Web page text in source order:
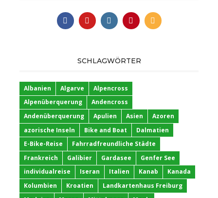
SCHLAGWÖRTER
Albanien Algarve
Alpencross
Alpenüberquerung
Andencross
Andenüberquerung
Apulien Asien
Azoren
azorische Inseln
Bike and Boat
Dalmatien
E-Bike-Reise
Fahrradfreundliche Städte
Frankreich
Galibier Gardasee
Genfer See
individualreise
Iseran Italien Kanab
Kanada
Kolumbien
Kroatien
Landkartenhaus Freiburg